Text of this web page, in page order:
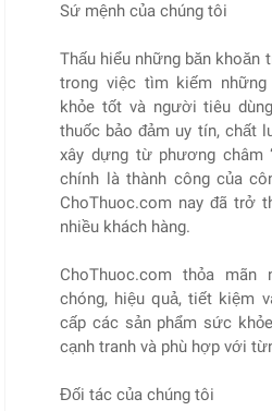
Sứ mệnh của chúng tôi
Thấu hiểu những băn
trong việc tìm kiếm
khỏe tốt và người tiêu
thuốc bảo đảm uy tín, chất
xây dựng từ phương châm
chính là thành công của
ChoThuoc.com nay đã trở
nhiều khách hàng.
ChoThuoc.com thỏa
chóng, hiệu quả, tiết kiệm
cấp các sản phẩm sức
cạnh tranh và phù hợp với
Đối tác của chúng tôi